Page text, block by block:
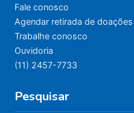
Fale conosco
Agendar retirada de doações
Trabalhe conosco
Ouvidoria
(11) 2457-7733
Pesquisar